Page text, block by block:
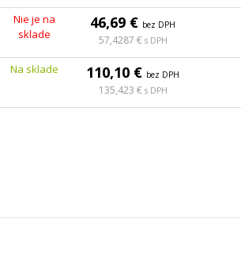
Nie je na
sklade
46,69 € bez DPH
57,4287 € s DPH
Na sklade 110,10 € bez DPH
135,423 € s DPH